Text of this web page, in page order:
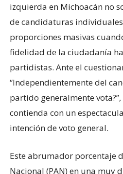
izquierda en Michoacán no
de candidaturas
proporciones masivas
fidelidad de la ciudadanía
partidistas. Ante el
“Independientemente del
partido generalmente
contienda con un
intención de voto general.
Este abrumador porcentaje
Nacional (PAN) en una muy